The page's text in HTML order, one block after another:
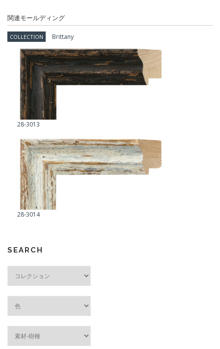
関連モールディング
COLLECTION Brittany
28-3013
28-3014
SEARCH